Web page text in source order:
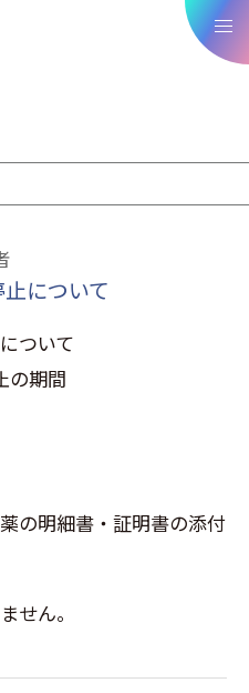
について
ついて
の期間
の明細書・証明書の添付
せん。